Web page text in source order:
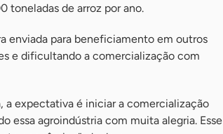
toneladas de arroz por ano.
enviada para beneficiamento em outros
e dificultando a comercialização com
a expectativa é iniciar a comercialização
essa agroindústria com muita alegria. Esse